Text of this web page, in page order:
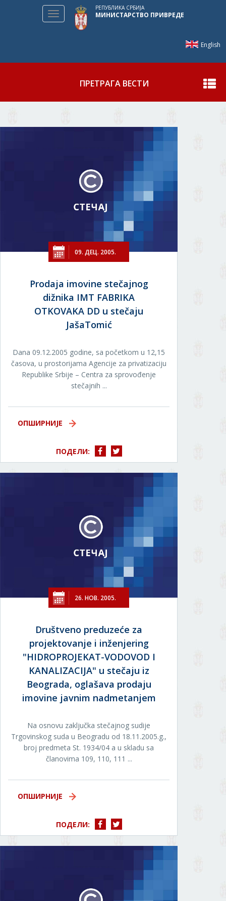
English
Toggle
navigation
РЕПУБЛИКА СРБИЈА
МИНИСТАРСТВО ПРИВРЕДЕ
ПРЕТРАГА ВЕСТИ
09. ДЕЦ. 2005.
Prodaja imovine stečajnog
dižnika IMT FABRIKA
OTKOVAKA DD u stečaju
JašaTomić
Dana 09.12.2005 godine, sa početkom u 12,15
časova, u prostorijama Agencije za privatizaciju
Republike Srbije – Centra za sprovođenje
stečajnih ...
ОПШИРНИЈЕ
ПОДЕЛИ:
26. НОВ. 2005.
Društveno preduzeće za
projektovanje i inženjering
"HIDROPROJEKAT-VODOVOD I
KANALIZACIJA" u stečaju iz
Beograda, oglašava prodaju
imovine javnim nadmetanjem
Na osnovu zaključka stečajnog sudije
Trgovinskog suda u Beogradu od 18.11.2005.g.,
broj predmeta St. 1934/04 a u skladu sa
članovima 109, 110, 111 ...
ОПШИРНИЈЕ
ПОДЕЛИ: